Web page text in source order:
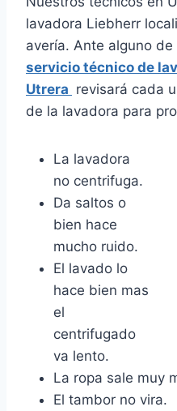
lavadora Liebherr
avería. Ante alguno
servicio técnico de
Utrera revisará cada
de la lavadora para
La lavadora
no centrifuga.
Da saltos o
bien hace
mucho ruido.
El lavado lo
hace bien mas
el
centrifugado
va lento.
La ropa sale muy
El tambor no vira.